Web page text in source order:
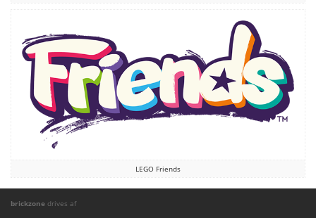
LEGO Friends
brickzone drives af